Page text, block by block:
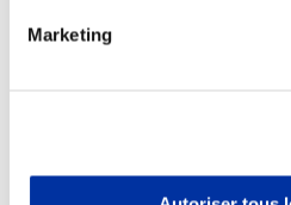
Marketing
Viandes et santé